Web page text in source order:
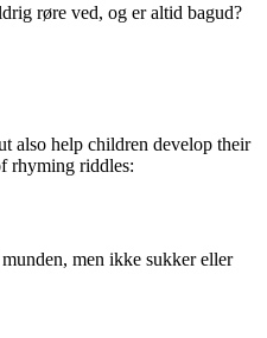
røre ved, og er altid bagud?
also help children develop their
rhyming riddles:
men ikke sukker eller